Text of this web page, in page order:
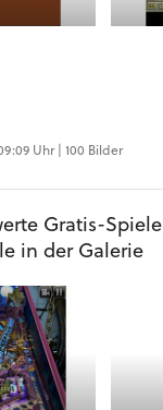
Uhr | 100 Bilder
Gratis-
in der Galerie